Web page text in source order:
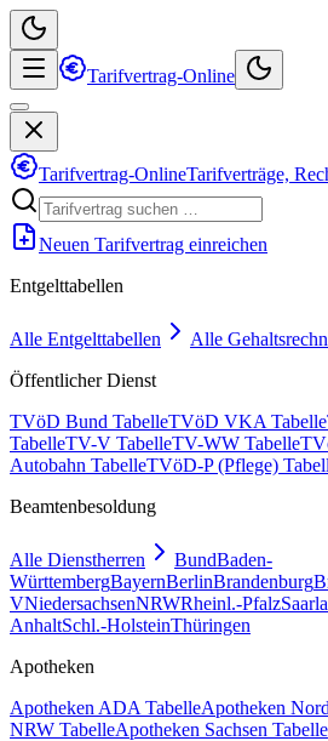
Tarifvertrag-Online
Tarifvertrag-OnlineTarifverträge,
Neuen Tarifvertrag einreichen
Entgelttabellen
Alle Entgelttabellen
Alle
Öffentlicher Dienst
TVöD Bund TabelleTVöD VKA Tabelle
TabelleTV-V TabelleTV-WW Tabelle
Autobahn TabelleTVöD-P (Pflege)
Beamtenbesoldung
Alle Dienstherren BundBaden-
WürttembergBayernBerlinBrandenburg
VNiedersachsenNRWRheinl.-Pfalz
AnhaltSchl.-HolsteinThüringen
Apotheken
Apotheken ADA TabelleApotheken
NRW TabelleApotheken Sachsen Tabelle